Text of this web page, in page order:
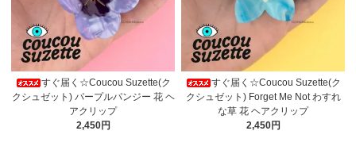
すぐ届く☆Coucou Suzette(ク
クシュゼット) パープルパンジー 花 ヘ
アクリップ
2,450円
すぐ届く☆Coucou Suzette(ク
クシュゼット) Forget Me Not わすれ
な草 花 ヘアクリップ
2,450円